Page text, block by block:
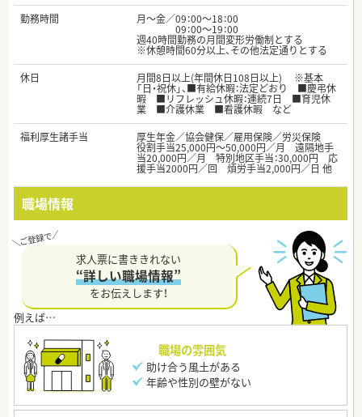
勤務時間
月～金／09：00～18：00
09：00～19：00
週40時間勤務の月間変形労働制とする
※休憩時間60分以上、その他法定通りとする
休日
月間8日以上(年間休日108日以上) ※基本
「日・祝休」、■有給休暇：法定どおり ■慶弔休
暇 ■リフレッシュ休暇：連続7日 ■育児休
業 ■介護休業 ■看護休暇 など
福利厚生諸手当
厚生年金／協会健保／雇用保険／労災保険
役割手当25,000円～50,000円／月 遠隔地手
当20,000円／月 特別地区手当：30,000円 応
援手当2000円／回 煩労手当2,000円／日 他
職場情報
求人票に書ききれない
“詳しい職場情報”
をお伝えします！
職場の雰囲気
助け合う風土がある
年齢や性別の壁がない